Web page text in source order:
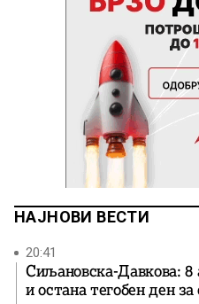
НАЈНОВИ ВЕСТИ
20:41
Сиљановска-Давкова: 8
и остана тегобен ден за